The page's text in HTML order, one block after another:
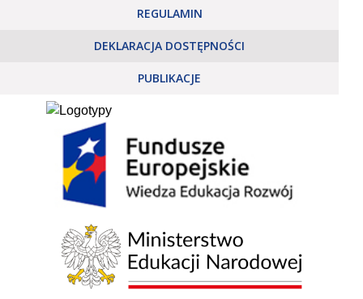
REGULAMIN
DEKLARACJA DOSTĘPNOŚCI
PUBLIKACJE